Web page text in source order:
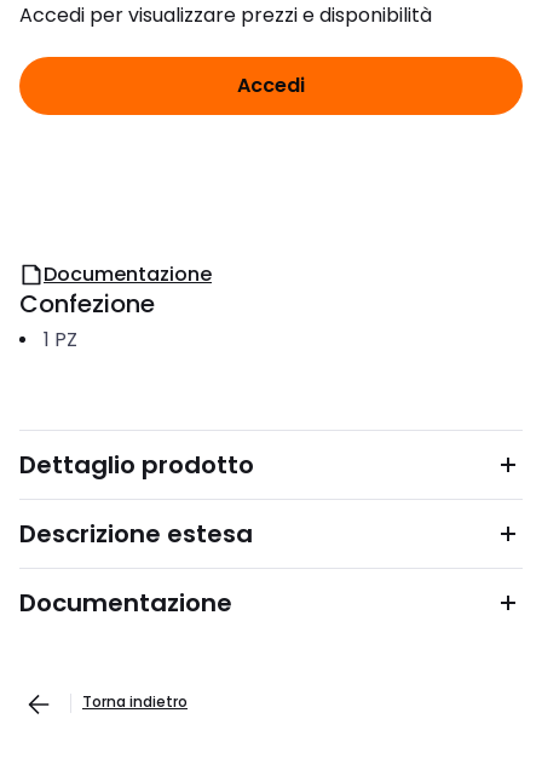
Accedi per visualizzare prezzi e disponibilità
Accedi
Documentazione
Confezione
1 PZ
Dettaglio prodotto
Descrizione estesa
Documentazione
Torna indietro